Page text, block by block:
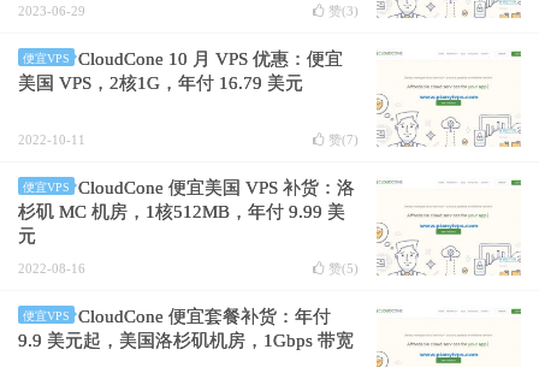
2023-06-29 赞(3)
便宜VPS
CloudCone 10 月 VPS 优惠：便宜
美国 VPS，2核1G，年付 16.79 美元
2022-10-11 赞(7)
便宜VPS
CloudCone 便宜美国 VPS 补货：洛
杉矶 MC 机房，1核512MB，年付 9.99 美
元
2022-08-16 赞(5)
便宜VPS
CloudCone 便宜套餐补货：年付
9.9 美元起，美国洛杉矶机房，1Gbps 带宽